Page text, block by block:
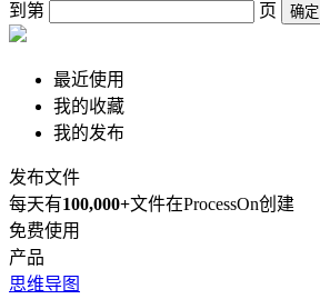
到第
页 确定
最近使用
我的收藏
我的发布
发布文件
每天有100,000+文件在ProcessOn创建
免费使用
产品
思维导图